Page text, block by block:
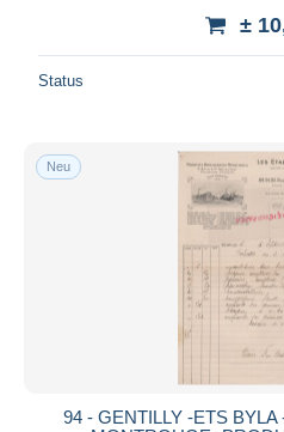
±
Status
Neu
94 - GENTILLY -ETS